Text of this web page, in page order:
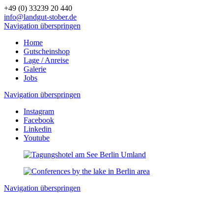
+49 (0) 33239 20 440
info@landgut-stober.de
Navigation überspringen
Home
Gutscheinshop
Lage / Anreise
Galerie
Jobs
Navigation überspringen
Instagram
Facebook
Linkedin
Youtube
Navigation überspringen